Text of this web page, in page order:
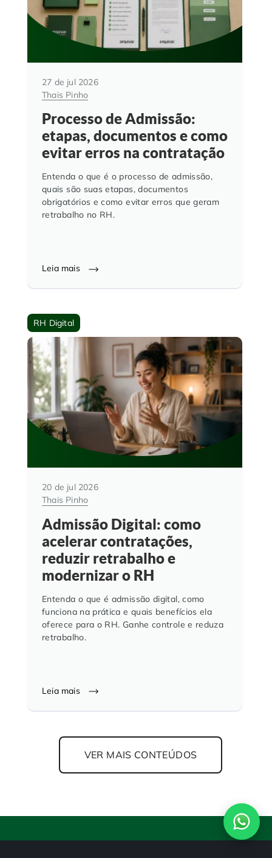
27 de jul 2026
Thais Pinho
Processo de Admissão:
etapas, documentos e como
evitar erros na contratação
Entenda o que é o processo de admissão,
quais são suas etapas, documentos
obrigatórios e como evitar erros que geram
retrabalho no RH.
Leia mais
RH Digital
20 de jul 2026
Thais Pinho
Admissão Digital: como
acelerar contratações,
reduzir retrabalho e
modernizar o RH
Entenda o que é admissão digital, como
funciona na prática e quais benefícios ela
oferece para o RH. Ganhe controle e reduza
retrabalho.
Leia mais
VER MAIS CONTEÚDOS